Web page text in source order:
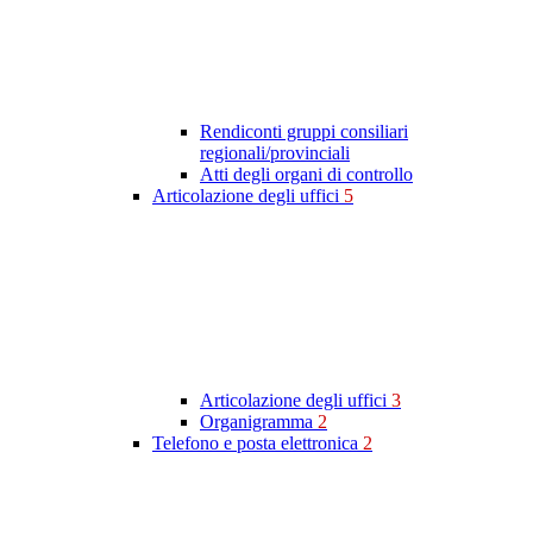
Rendiconti gruppi consiliari
regionali/provinciali
Atti degli organi di controllo
Articolazione degli uffici 5
Articolazione degli uffici 3
Organigramma 2
Telefono e posta elettronica 2